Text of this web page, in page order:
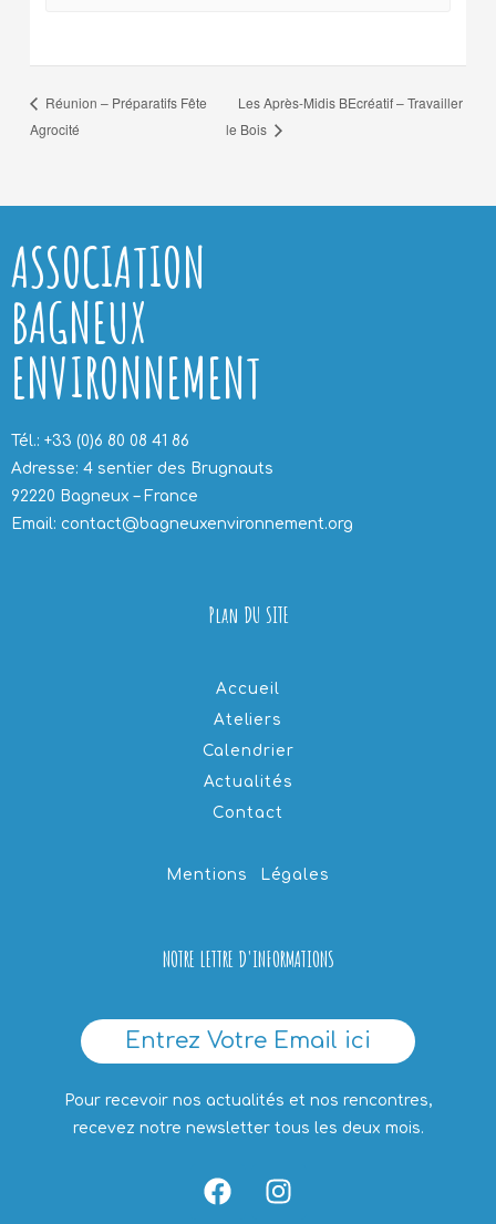
Réunion – Préparatifs Fête
Agrocité
Les Après-Midis BEcréatif – Travailler
le Bois
ASSOCIATION
BAGNEUX
ENVIRONNEMENT
Tél.: +33 (0)6 80 08 41 86
Adresse: 4 sentier des Brugnauts
92220 Bagneux – France
Email: contact@bagneuxenvironnement.org
Plan DU SITE
Accueil
Ateliers
Calendrier
Actualités
Contact
Mentions Légales
NOTRE LETTRE D'INFORMATIONS
Entrez Votre Email ici
Pour recevoir nos actualités et nos rencontres,
recevez notre newsletter tous les deux mois.